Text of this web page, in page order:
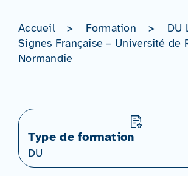
Accueil > Formation >
DU
Signes Française – Université de
Normandie
Type de formation
DU